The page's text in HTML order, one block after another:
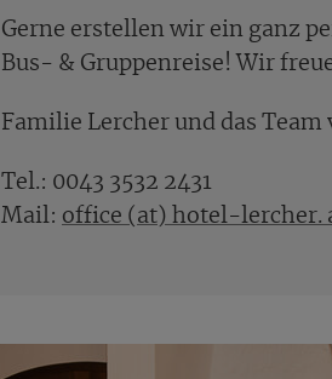
Gerne erstellen wir ein ganz
Bus- & Gruppenreise! Wir
Familie Lercher und das
Tel.: 0043 3532 2431
Mail: office (at) hotel-lercher.